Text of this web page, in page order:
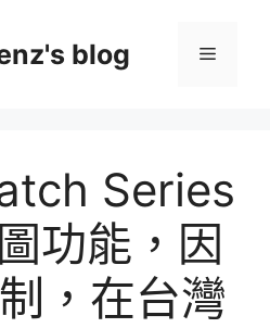
blog 選
Series
功能，因
，在台灣